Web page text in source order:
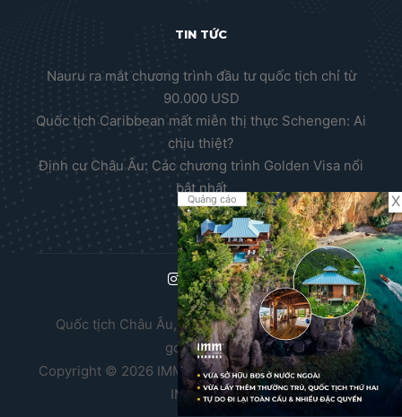
TIN TỨC
Nauru ra mắt chương trình đầu tư quốc tịch chỉ từ
90.000 USD
Quốc tịch Caribbean mất miễn thị thực Schengen: Ai
chịu thiệt?
Định cư Châu Âu: Các chương trình Golden Visa nổi
bật nhất
Quốc tịch Châu Âu, Thường trú nhân Châu Âu,
golden visa
Copyright © 2026 IMM Group. Thiết kế website bởi
IMM BDA.
Quảng cáo X